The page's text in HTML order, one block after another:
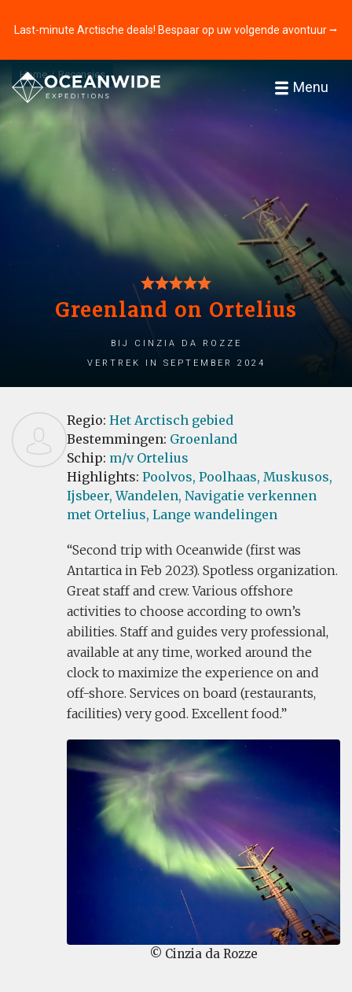
Last-minute Arctische deals! Bespaar op uw volgende avontuur ⭢
Menu
Home Recensies
Greenland on Ortelius
bij cinzia da rozze
Vertrek in September 2024
Regio: Het Arctisch gebied
Bestemmingen: Groenland
Schip: m/v Ortelius
Highlights: Poolvos, Poolhaas, Muskusos,
Ijsbeer, Wandelen, Navigatie verkennen
met Ortelius, Lange wandelingen
Second trip with Oceanwide (first was
Antartica in Feb 2023). Spotless organization.
Great staff and crew. Various offshore
activities to choose according to own’s
abilities. Staff and guides very professional,
available at any time, worked around the
clock to maximize the experience on and
off-shore. Services on board (restaurants,
facilities) very good. Excellent food.
© Cinzia da Rozze